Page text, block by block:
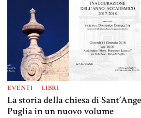
EVENTI LIBRI
La storia della chiesa di
Puglia in un nuovo volume